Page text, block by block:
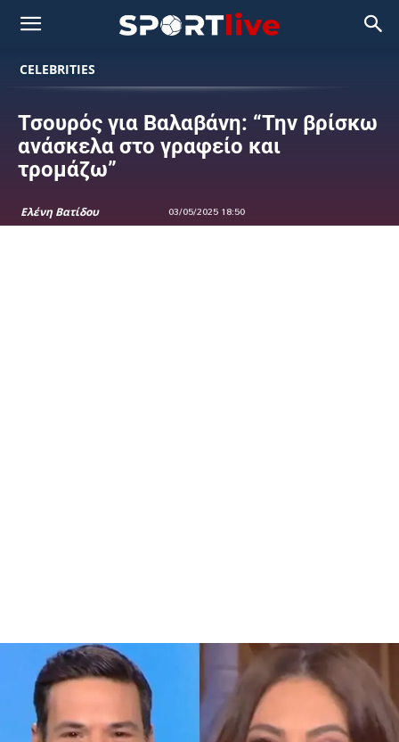
CELEBRITIES
Τσουρός για Βαλαβάνη: “Την βρίσκω
ανάσκελα στο γραφείο και
τρομάζω”
Ελένη Βατίδου 03/05/2025 18:50